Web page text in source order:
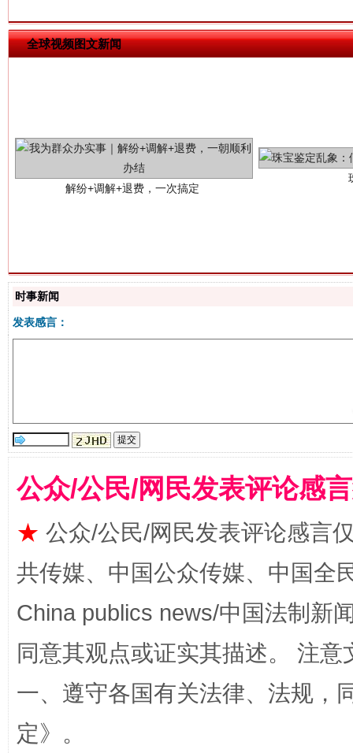
全球视频图文新闻
漫山遍野的桃花与雪山、麦地、白藏房 除
时事新闻
发表感言：
公众/公民/网民发表评论感
★ 公众/公民/网民发表评论感言
共传媒、中国公众传媒、中国全
China publics news/中国法制新
同意其观点或证实其描述。 注
一、遵守各国有关法律、法规，
定》。